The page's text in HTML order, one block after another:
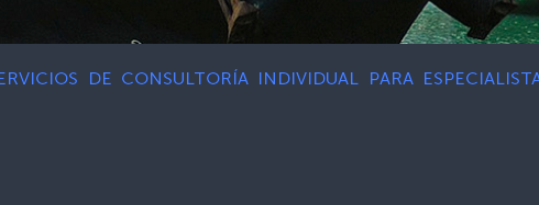
DE CONSULTORÍA INDIVIDUAL PARA